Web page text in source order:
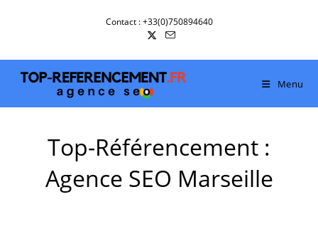
Contact : +33(0)750894640
Menu
Top-Référencement :
Agence SEO Marseille